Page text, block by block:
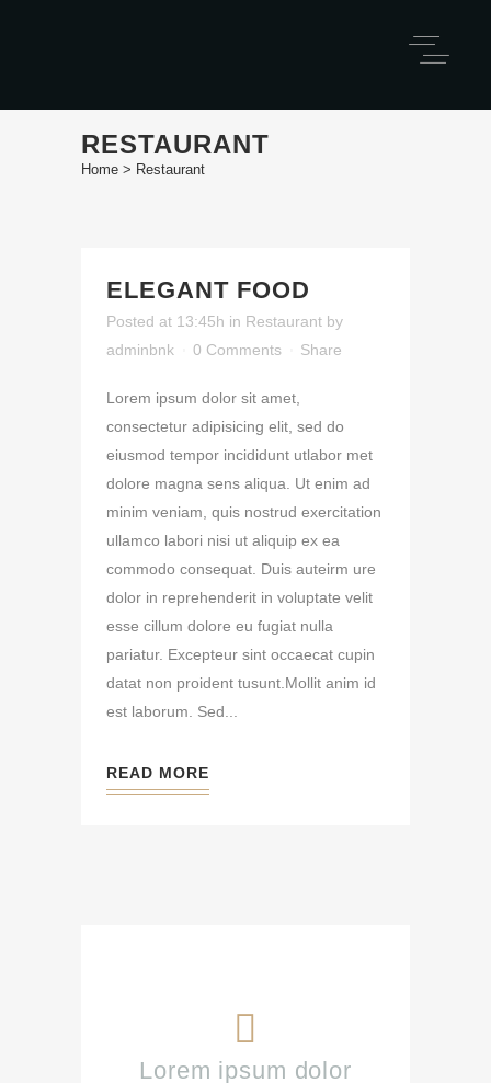
RESTAURANT
Home > Restaurant
ELEGANT FOOD
Posted at 13:45h in Restaurant by
adminbnk
0 Comments Share
Lorem ipsum dolor sit amet,
consectetur adipisicing elit, sed do
eiusmod tempor incididunt utlabor met
dolore magna sens aliqua. Ut enim ad
minim veniam, quis nostrud exercitation
ullamco labori nisi ut aliquip ex ea
commodo consequat. Duis auteirm ure
dolor in reprehenderit in voluptate velit
esse cillum dolore eu fugiat nulla
pariatur. Excepteur sint occaecat cupin
datat non proident tusunt.Mollit anim id
est laborum. Sed...
READ MORE
Lorem ipsum dolor